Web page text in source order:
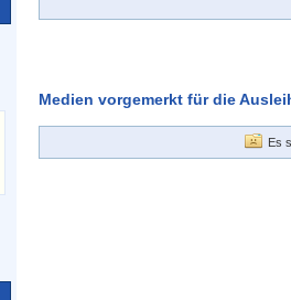
Medien vorgemerkt für die
Es